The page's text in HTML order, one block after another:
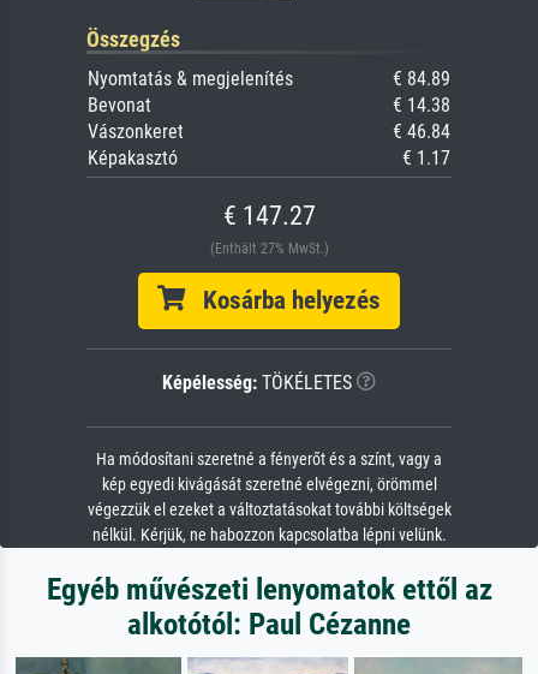
Összegzés
Nyomtatás & megjelenítés
€ 84.89
Bevonat
€ 14.38
Vászonkeret
€ 46.84
Képakasztó
€ 1.17
€ 147.27
(Enthält 27% MwSt.)
Kosárba helyezés
Képélesség: TÖKÉLETES
Ha módosítani szeretné a fényerőt és a színt, vagy a
kép egyedi kivágását szeretné elvégezni, örömmel
végezzük el ezeket a változtatásokat további költségek
nélkül. Kérjük, ne habozzon kapcsolatba lépni velünk.
Egyéb művészeti lenyomatok ettől az
alkotótól: Paul Cézanne